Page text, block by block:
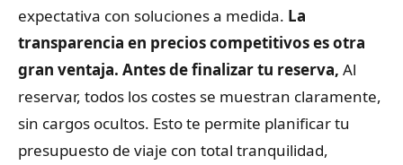
expectativa con soluciones a medida. La
transparencia en precios competitivos es otra
gran ventaja. Antes de finalizar tu reserva, Al
reservar, todos los costes se muestran claramente,
sin cargos ocultos. Esto te permite planificar tu
presupuesto de viaje con total tranquilidad,